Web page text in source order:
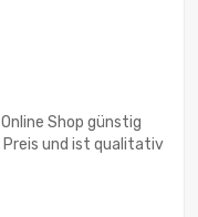
Shop günstig
und ist qualitativ